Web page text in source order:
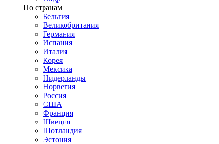
По странам
Бельгия
Великобритания
Германия
Испания
Италия
Корея
Мексика
Нидерланды
Норвегия
Россия
США
Франция
Швеция
Шотландия
Эстония